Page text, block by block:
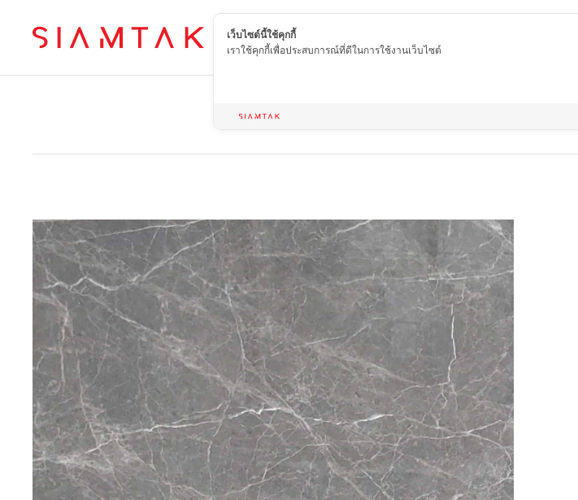
TH
เว็บไซต์นี้ใช้คุกกี้
เราใช้คุกกี้เพื่อประสบการณ์ที่ดีในการใช้งานเว็บไซต์